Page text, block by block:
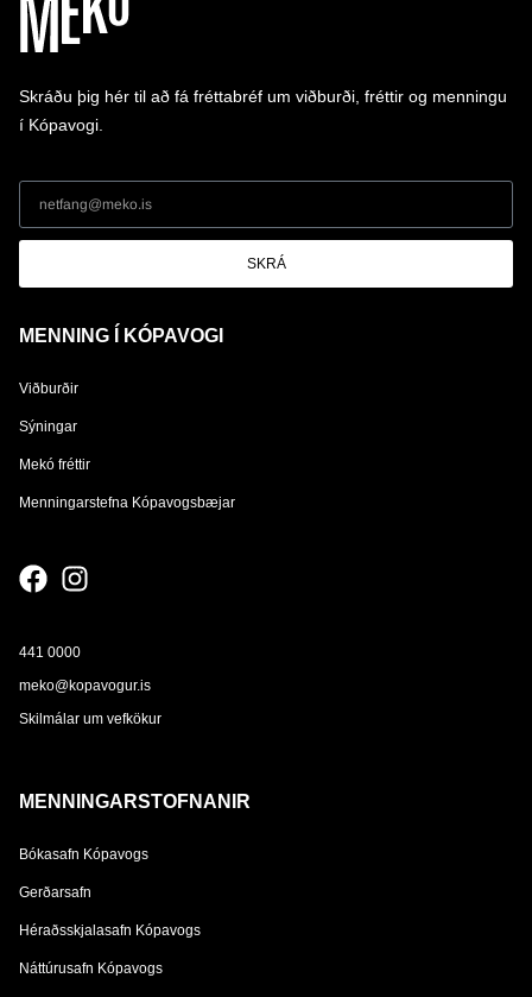
Skráðu þig hér til að fá fréttabréf um viðburði, fréttir og menningu
í Kópavogi.
SKRÁ
MENNING Í KÓPAVOGI
Viðburðir
Sýningar
Mekó fréttir
Menningarstefna Kópavogsbæjar
441 0000
meko@kopavogur.is
Skilmálar um vefkökur
MENNINGARSTOFNANIR
Bókasafn Kópavogs
Gerðarsafn
Héraðsskjalasafn Kópavogs
Náttúrusafn Kópavogs